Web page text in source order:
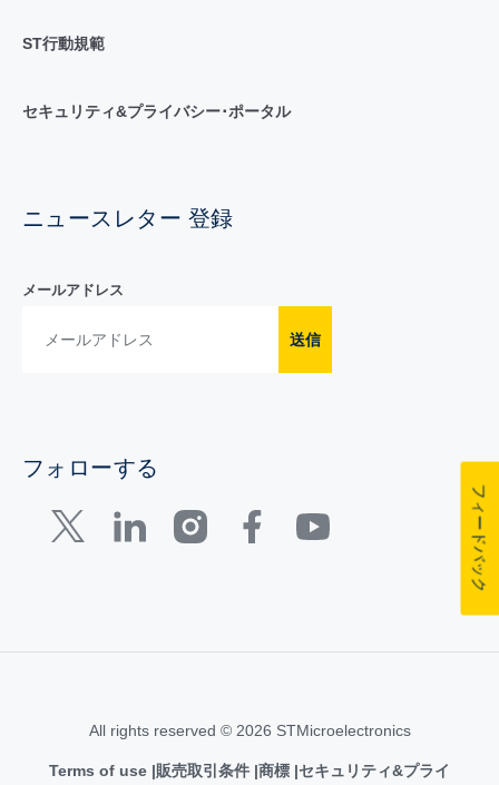
ST行動規範
セキュリティ&プライバシー･ポータル
ニュースレター 登録
メールアドレス
送信
フォローする
All rights reserved © 2026 STMicroelectronics
Terms of use 販売取引条件 商標 セキュリティ&プライ
フィードバック